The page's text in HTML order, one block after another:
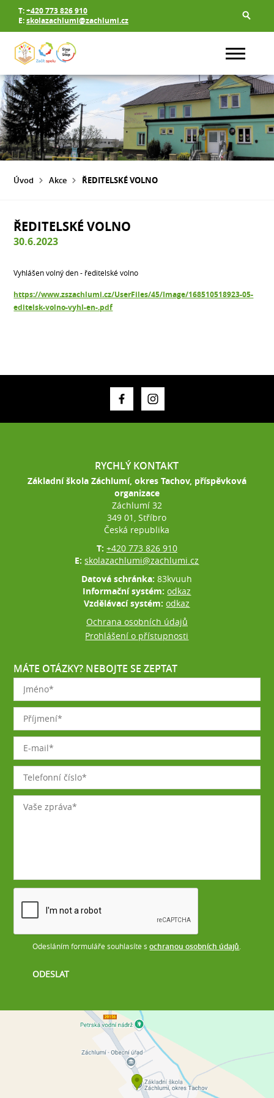
T:+420 773 826 910
E:skolazachlumi@zachlumi.cz
Úvod Akce ŘEDITELSKÉ VOLNO
ŘEDITELSKÉ VOLNO
30.6.2023
Vyhlášen volný den - ředitelské volno
https://www.zszachlumi.cz/UserFiles/45/Image/168510518923-05-
editelsk-volno-vyhl-en-.pdf
RYCHLÝ KONTAKT
Základní škola Záchlumí, okres Tachov, příspěvková
organizace
Záchlumí 32
349 01, Stříbro
Česká republika
T: +420 773 826 910
E:skolazachlumi@zachlumi.cz
Datová schránka:83kvuuh
Informační systém:odkaz
Vzdělávací systém:odkaz
Ochrana osobních údajů
Prohlášení o přístupnosti
MÁTE OTÁZKY? NEBOJTE SE ZEPTAT
Odesláním formuláře souhlasíte sochranou osobních údajů